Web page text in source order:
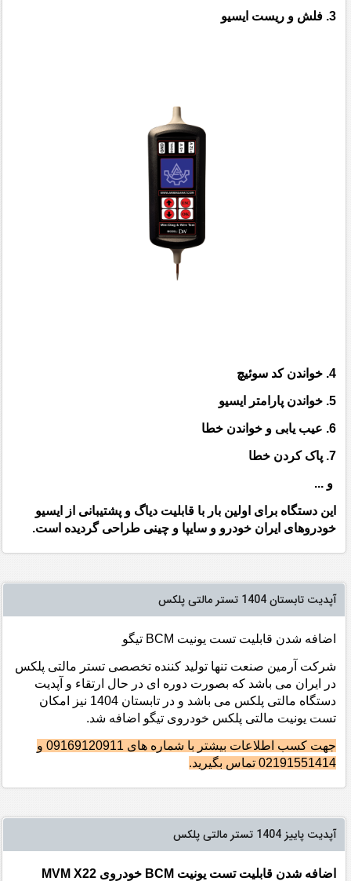
3. فلش و ریست ایسیو
4. خواندن کد سوئیچ
5. خواندن پارامتر ایسیو
6. عیب یابی و خواندن خطا
7. پاک کردن خطا
و ...
این دستگاه برای اولین بار با قابلیت دیاگ و پشتیبانی از ایسیو
خودروهای ایران خودرو و سایپا و چینی طراحی گردیده است.
آپدیت تابستان 1404 تستر مالتی پلکس
اضافه شدن قابلیت تست یونیت BCM تیگو
شرکت آرمین صنعت تنها تولید کننده تخصصی تستر مالتی پلکس
در ایران می باشد که بصورت دوره ای در حال ارتقاء و آپدیت
دستگاه مالتی پلکس می باشد و در تابستان 1404 نیز امکان
تست یونیت مالتی پلکس خودروی تیگو اضافه شد.
جهت کسب اطلاعات بیشتر با شماره های 09169120911 و
02191551414 تماس بگیرید.
آپدیت پاییز 1404 تستر مالتی پلکس
اضافه شدن قابلیت تست یونیت BCM خودروی MVM X22